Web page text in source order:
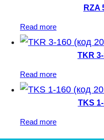
RZA
Read more
TKR
Read more
TKS
Read more